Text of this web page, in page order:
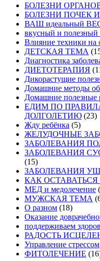
БОЛЕЗНИ
БОЛЕЗНИ ПОЧЕК
ВАШ идеальный
вкусный и полезный
Влияние техники на
ДЕТСКАЯ ТЕМА
Диагностика
ДИЕТОТЕРАПИЯ
Дикорастущие
Домашние методы
Домашние полезные
ЕДИМ ПО
ДОЛГОЛЕТИЮ (23)
Жду ребёнка (5)
ЖЕЛУДОЧНЫЕ
ЗАБОЛЕВАНИЯ
ЗАБОЛЕВАНИЯ
(15)
ЗАБОЛЕВАНИЯ
КАК
МЕД и медолечение
МУЖСКАЯ ТЕМА
О разном (18)
Оказание
поддерживаем
РАДОСТЬ
Управление стрессом
ФИТОЛЕЧЕНИЕ